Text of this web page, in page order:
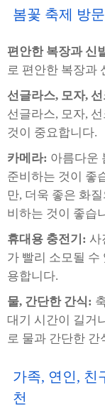
봄꽃 축제 방
편안한 복장과 신
로 편안한 복장과
선글라스, 모자,
선글라스, 모자,
것이 중요합니다.
카메라: 아름다운
준비하는 것이 좋
만, 더욱 좋은 화
비하는 것이 좋습
휴대용 충전기: 사
가 빨리 소모될 수
용합니다.
물, 간단한 간식:
대기 시간이 길거
로 물과 간단한 간
가족, 연인, 친
천